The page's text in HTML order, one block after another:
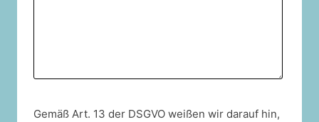
Gemäß Art. 13 der DSGVO weißen wir darauf hin,